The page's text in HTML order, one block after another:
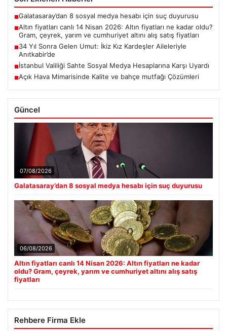
■Galatasaray’dan 8 sosyal medya hesabı için suç duyurusu
■Altın fiyatları canlı 14 Nisan 2026: Altın fiyatları ne kadar oldu?
Gram, çeyrek, yarım ve cumhuriyet altını alış satış fiyatları
■34 Yıl Sonra Gelen Umut: İkiz Kız Kardeşler Aileleriyle
Anıtkabir’de
■İstanbul Valiliği Sahte Sosyal Medya Hesaplarına Karşı Uyardı
■Açık Hava Mimarisinde Kalite ve bahçe mutfağı Çözümleri
Güncel
07/08/2026
Galatasaray’dan 8 sosyal medya hesabı için suç duyurusu
06/08/2026
Altın fiyatları canlı 14 Nisan 2026: Altın fiyatları ne kadar
oldu? Gram, çeyrek, yarım ve cumhuriyet altını alış satış
fiyatları
Rehbere Firma Ekle